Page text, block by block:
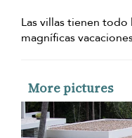
Las villas tienen todo
magníficas
More pictures